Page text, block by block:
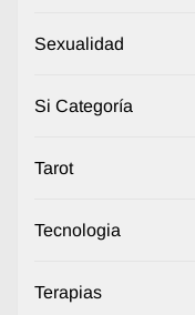
Sexualidad
Si Categoría
Tarot
Tecnologia
Terapias